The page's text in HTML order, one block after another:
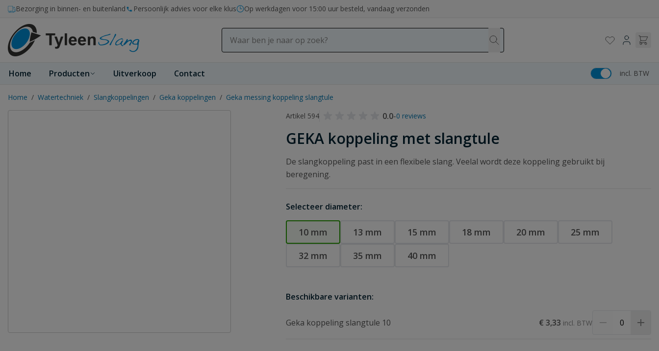
Ga naar de inhoud
Bezorging in binnen- en buitenland Persoonlijk advies voor elke klus Op werkdagen voor 15:00 uur besteld, vandaag verzonden
Home Producten Uitverkoop Contact incl. BTW
Home / Watertechniek / Slangkoppelingen / Geka koppelingen / Geka messing koppeling slangtule
Artikel 594
0.0-0 reviews
GEKA koppeling met slangtule
De slangkoppeling past in een flexibele slang. Veelal wordt deze koppeling gebruikt bij
beregening.
Selecteer diameter:
10 mm 13 mm 15 mm 18 mm 20 mm
25 mm
32 mm
35 mm 40 mm
Beschikbare varianten:
Geka koppeling slangtule 10 € 3,33